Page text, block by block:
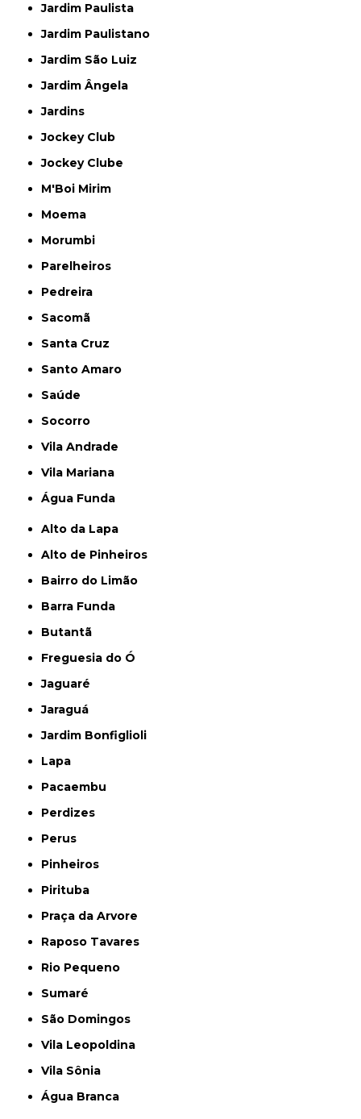
Jardim Paulista
Jardim Paulistano
Jardim São Luiz
Jardim Ângela
Jardins
Jockey Club
Jockey Clube
M'Boi Mirim
Moema
Morumbi
Parelheiros
Pedreira
Sacomã
Santa Cruz
Santo Amaro
Saúde
Socorro
Vila Andrade
Vila Mariana
Água Funda
Alto da Lapa
Alto de Pinheiros
Bairro do Limão
Barra Funda
Butantã
Freguesia do Ó
Jaguaré
Jaraguá
Jardim Bonfiglioli
Lapa
Pacaembu
Perdizes
Perus
Pinheiros
Pirituba
Praça da Arvore
Raposo Tavares
Rio Pequeno
Sumaré
São Domingos
Vila Leopoldina
Vila Sônia
Água Branca